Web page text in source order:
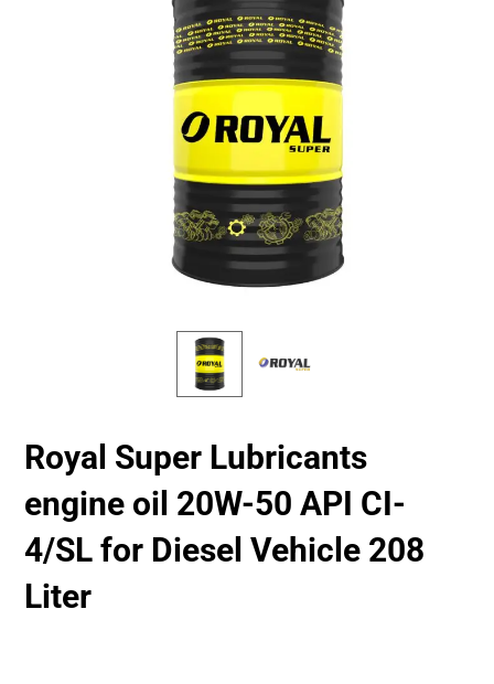
Royal Super Lubricants
engine oil 20W-50 API CI-
4/SL for Diesel Vehicle 208
Liter